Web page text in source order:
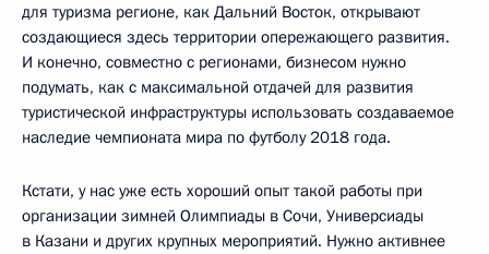
для туризма регионе, как Дальний Восток, открывают
создающиеся здесь территории опережающего развития.
И конечно, совместно с регионами, бизнесом нужно
подумать, как с максимальной отдачей для развития
туристической инфраструктуры использовать создаваемое
наследие чемпионата мира по футболу 2018 года.
Кстати, у нас уже есть хороший опыт такой работы при
организации зимней Олимпиады в Сочи, Универсиады
в Казани и других крупных мероприятий. Нужно активнее